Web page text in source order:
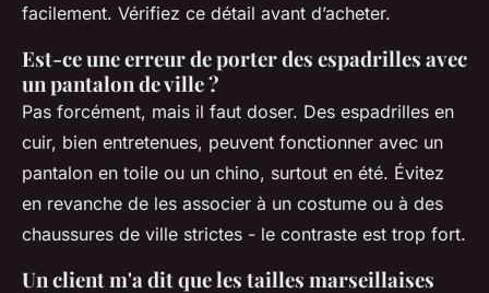
facilement. Vérifiez ce détail avant d’acheter.
Est-ce une erreur de porter des espadrilles avec
un pantalon de ville ?
Pas forcément, mais il faut doser. Des espadrilles en
cuir, bien entretenues, peuvent fonctionner avec un
pantalon en toile ou un chino, surtout en été. Évitez
en revanche de les associer à un costume ou à des
chaussures de ville strictes - le contraste est trop fort.
Un client m'a dit que les tailles marseillaises